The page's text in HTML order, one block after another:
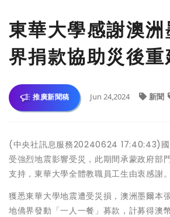
東華大學感謝澳
界捐款協助災後重
推廣新聞稿 Jun 24,2024 新聞
(中央社訊息服務20240624 17:40:43)
受強烈地震影響受災，此期間承蒙政府部
支持，東華大學全體教職員工生由衷感謝。
獲悉東華大學地震遭受災損，澳洲墨爾本
地僑界發動「一人一餐」募款，計募得澳